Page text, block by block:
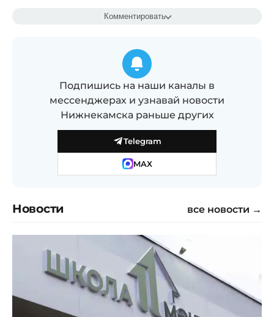
Комментировать
Подпишись на наши каналы в
мессенджерах и узнавай новости
Нижнекамска раньше других
Telegram
MAX
Новости все новости →